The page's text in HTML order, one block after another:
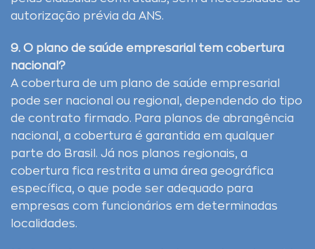
autorização prévia da ANS.
9. O plano de saúde empresarial tem cobertura
nacional?
A cobertura de um plano de saúde empresarial
pode ser nacional ou regional, dependendo do tipo
de contrato firmado. Para planos de abrangência
nacional, a cobertura é garantida em qualquer
parte do Brasil. Já nos planos regionais, a
cobertura fica restrita a uma área geográfica
específica, o que pode ser adequado para
empresas com funcionários em determinadas
localidades.